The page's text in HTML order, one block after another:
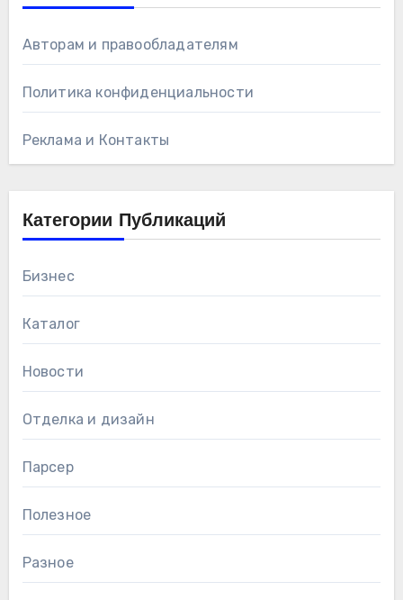
Авторам и правообладателям
Политика конфиденциальности
Реклама и Контакты
Категории Публикаций
Бизнес
Каталог
Новости
Отделка и дизайн
Парсер
Полезное
Разное